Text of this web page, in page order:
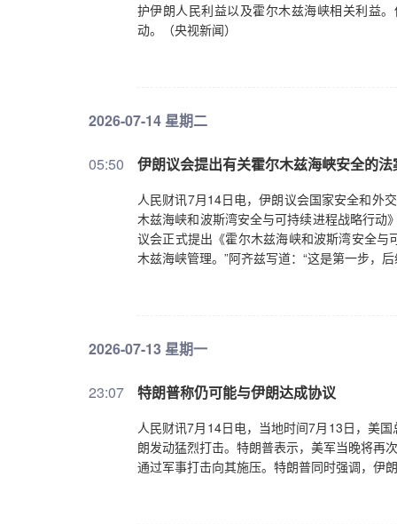
护伊朗人民利益以及霍尔木兹海峡相关利益
动。（央视新闻）
2026-07-14 星期二
05:50 伊朗议会提出有关霍尔木兹海峡安全的法
人民财讯7月14日电，伊朗议会国家安全和外
木兹海峡和波斯湾安全与可持续进程战略行动
议会正式提出《霍尔木兹海峡和波斯湾安全
木兹海峡管理。”阿齐兹写道：“这是第一步，
2026-07-13 星期一
23:07 特朗普称仍可能与伊朗达成协议
人民财讯7月14日电，当地时间7月13日，美
朗发动猛烈打击。特朗普表示，美军当晚将再
通过军事打击向其施压。特朗普同时强调，伊